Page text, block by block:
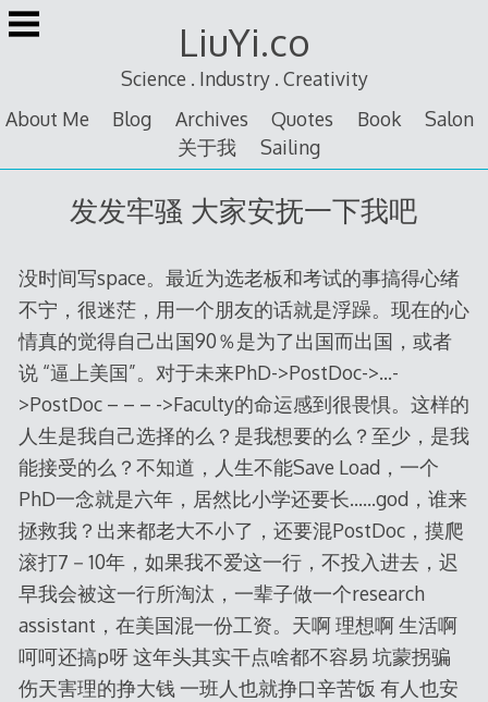
Skip
to
LiuYi.co
Science . Industry . Creativity
About Me
Blog Archives Quotes Book
Salon
关于我
Sailing
发发牢骚 大家安抚一下我吧
没时间写space。最近为选老板和考试的事搞得心绪
不宁，很迷茫，用一个朋友的话就是浮躁。现在的心
情真的觉得自己出国90％是为了出国而出国，或者
说 “逼上美国”。对于未来PhD->PostDoc->…-
>PostDoc – – – ->Faculty的命运感到很畏惧。这样的
人生是我自己选择的么？是我想要的么？至少，是我
能接受的么？不知道，人生不能Save Load，一个
PhD一念就是六年，居然比小学还要长……god，谁来
拯救我？出来都老大不小了，还要混PostDoc，摸爬
滚打7－10年，如果我不爱这一行，不投入进去，迟
早我会被这一行所淘汰，一辈子做一个research
assistant，在美国混一份工资。天啊 理想啊 生活啊
呵呵还搞p呀 这年头其实干点啥都不容易 坑蒙拐骗
伤天害理的挣大钱 一班人也就挣口辛苦饭 有人也安